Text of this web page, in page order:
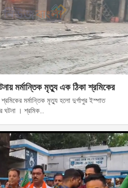
মর্মান্তিক মৃত্যু এক ঠিকা শ্রমিকের
মর্মান্তিক মৃত্যু হলো দুর্গাপুর ইস্পাত
ঘটনা । শ্রমিক…